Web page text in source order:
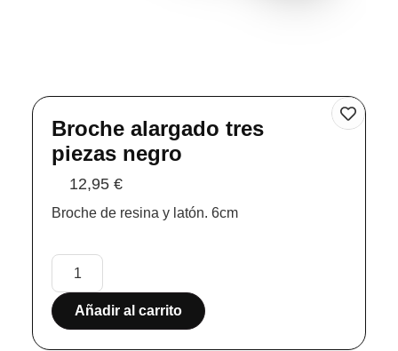
Broche alargado tres
piezas negro
12,95€
Broche de resina y latón. 6cm
Añadir al carrito